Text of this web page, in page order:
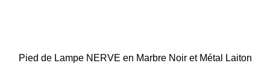
Pied de Lampe NERVE en Marbre Noir et Métal Laiton